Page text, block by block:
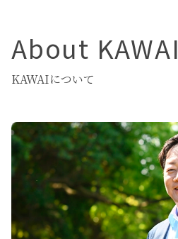
About KAWAI
KAWAIについて